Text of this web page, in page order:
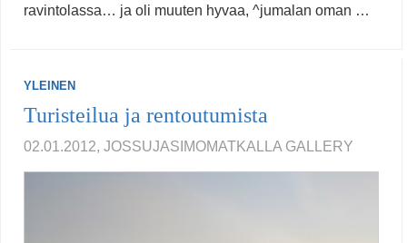
ravintolassa… ja oli muuten hyvaa, ^jumalan oman …
YLEINEN
Turisteilua ja rentoutumista
02.01.2012, JOSSUJASIMOMATKALLA GALLERY